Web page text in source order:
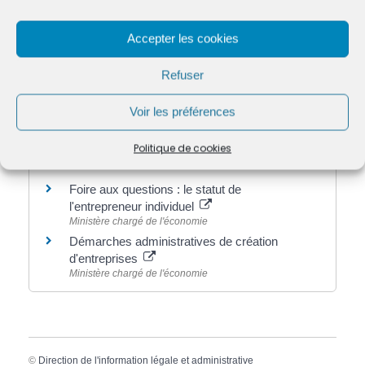
Accepter les cookies
Refuser
Voir les préférences
Politique de cookies
Bénéfices non commerciaux (BNC) :
régimes fiscaux et déclarations
Impôt sur les sociétés (IS) : entreprises
Pour en savoir plus
Foire aux questions : le statut de
l'entrepreneur individuel
Ministère chargé de l'économie
Démarches administratives de création
d'entreprises
Ministère chargé de l'économie
© Direction de l'information légale et administrative